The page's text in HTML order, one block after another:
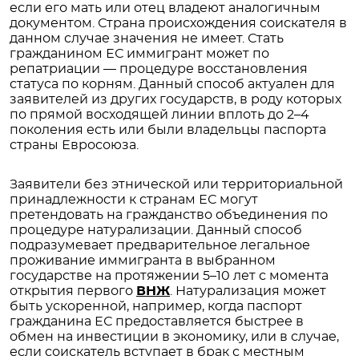
если его мать или отец владеют аналогичным
документом. Страна происхождения соискателя в
данном случае значения не имеет. Стать
гражданином ЕС иммигрант может по
репатриации — процедуре восстановления
статуса по корням. Данный способ актуален для
заявителей из других государств, в роду которых
по прямой восходящей линии вплоть до 2–4
поколения есть или были владельцы паспорта
страны Евросоюза.
Заявители без этнической или территориальной
принадлежности к странам ЕС могут
претендовать на гражданство объединения по
процедуре натурализации. Данный способ
подразумевает предварительное легальное
проживание иммигранта в выбранном
государстве на протяжении 5–10 лет с момента
открытия первого ВНЖ . Натурализация может
быть ускоренной, например, когда паспорт
гражданина ЕС предоставляется быстрее в
обмен на инвестиции в экономику, или в случае,
если соискатель вступает в брак с местным